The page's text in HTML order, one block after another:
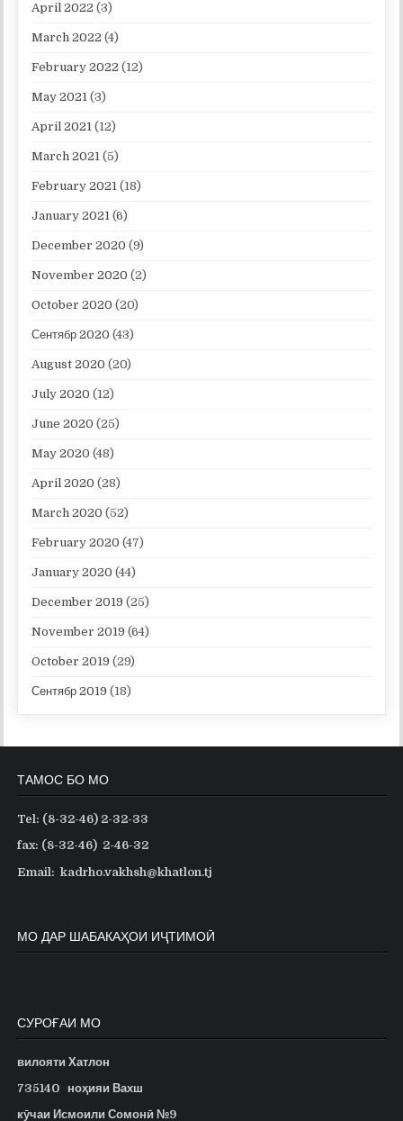
April 2022 (3)
March 2022 (4)
February 2022 (12)
May 2021 (3)
April 2021 (12)
March 2021 (5)
February 2021 (18)
January 2021 (6)
December 2020 (9)
November 2020 (2)
October 2020 (20)
Сентябр 2020 (43)
August 2020 (20)
July 2020 (12)
June 2020 (25)
May 2020 (48)
April 2020 (28)
March 2020 (52)
February 2020 (47)
January 2020 (44)
December 2019 (25)
November 2019 (64)
October 2019 (29)
Сентябр 2019 (18)
ТАМОС БО МО
Tel: (8-32-46) 2-32-33
fax: (8-32-46) 2-46-32
Email: kadrho.vakhsh@khatlon.tj
МО ДАР ШАБАКАҲОИ ИҶТИМОӢ
СУРОҒАИ МО
вилояти Хатлон
735140
ноҳияи Вахш
кӯчаи Исмоили Сомонӣ №9